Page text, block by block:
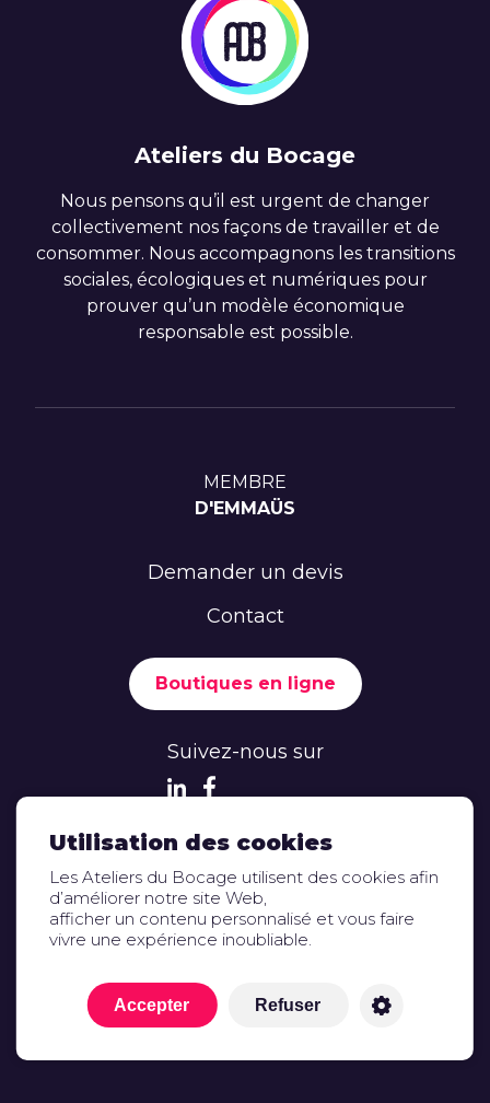
Ateliers du Bocage
Nous pensons qu’il est urgent de changer
collectivement nos façons de travailler et de
consommer. Nous accompagnons les transitions
sociales, écologiques et numériques pour
prouver qu’un modèle économique
responsable est possible.
MEMBRE
D'EMMAÜS
Demander un devis
Contact
Boutiques en ligne
Suivez-nous sur
Mentions légales
© 2022 -
Ateliers du Bocage
Utilisation des cookies
Les Ateliers du Bocage utilisent des cookies afin
d’améliorer notre site Web,
afficher un contenu personnalisé et vous faire
vivre une expérience inoubliable.
Accepter Refuser